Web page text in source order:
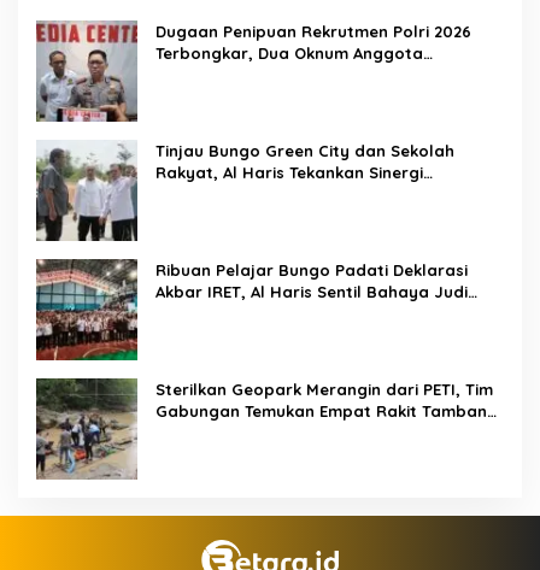
Dugaan Penipuan Rekrutmen Polri 2026
Terbongkar, Dua Oknum Anggota
Tinjau Bungo Green City dan Sekolah
Rakyat, Al Haris Tekankan Sinergi
Ribuan Pelajar Bungo Padati Deklarasi
Akbar IRET, Al Haris Sentil Bahaya Judi
Sterilkan Geopark Merangin dari PETI, Tim
Gabungan Temukan Empat Rakit Tambang